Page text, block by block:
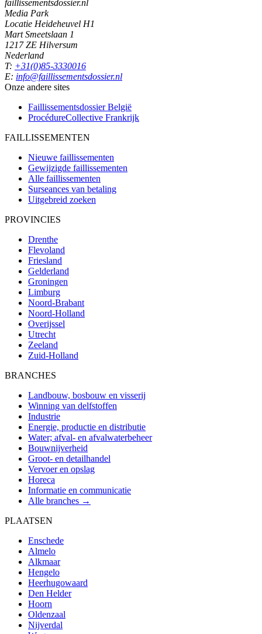
faillissementsdossier.nl
Media Park
Locatie Heideheuvel H1
Mart Smeetslaan 1
1217 ZE Hilversum
Nederland
T: +31(0)85-3330016
E: info@faillissementsdossier.nl
Onze andere sites
Faillissementsdossier België
ProcédureCollective Frankrijk
FAILLISSEMENTEN
Nieuwe faillissementen
Gewijzigde faillissementen
Alle faillissementen
Surseances van betaling
Uitgebreid zoeken
PROVINCIES
Drenthe
Flevoland
Friesland
Gelderland
Groningen
Limburg
Noord-Brabant
Noord-Holland
Overijssel
Utrecht
Zeeland
Zuid-Holland
BRANCHES
Landbouw, bosbouw en visserij
Winning van delfstoffen
Industrie
Energie, productie en distributie
Water; afval- en afvalwaterbeheer
Bouwnijverheid
Groot- en detailhandel
Vervoer en opslag
Horeca
Informatie en communicatie
Alle branches →
PLAATSEN
Enschede
Almelo
Alkmaar
Hengelo
Heerhugowaard
Den Helder
Hoorn
Oldenzaal
Nijverdal